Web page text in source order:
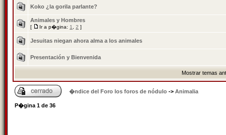
Koko ¿la gorila parlante?
Animales y Hombres
[ Ir a p�gina: 1 2 ]
Jesuitas niegan ahora alma a los animales
Presentación y Bienvenida
Mostrar temas
�ndice del Foro los foros de nódulo -> Animalia
P�gina 1 de 36